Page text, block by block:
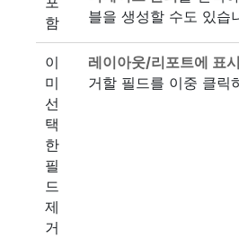
함
블을 생성할 수도 있습
이
미
선
택
한
필
드
제
거
레이아웃/리포트에 표
거할 필드를 이중 클릭